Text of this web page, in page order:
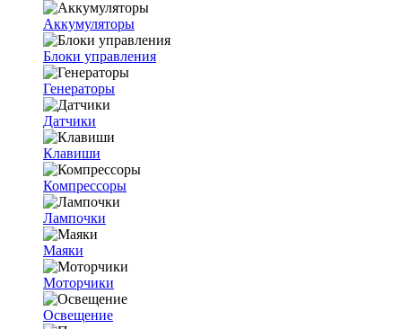
Аккумуляторы
Блоки управления
Генераторы
Датчики
Клавиши
Компрессоры
Лампочки
Маяки
Моторчики
Освещение